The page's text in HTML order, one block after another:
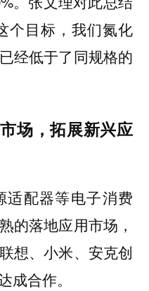
个目标，我们氮化
经低于了同规格的
场，拓展新兴应
适配器等电子消费
的落地应用市场，
想、小米、安克创
成合作。